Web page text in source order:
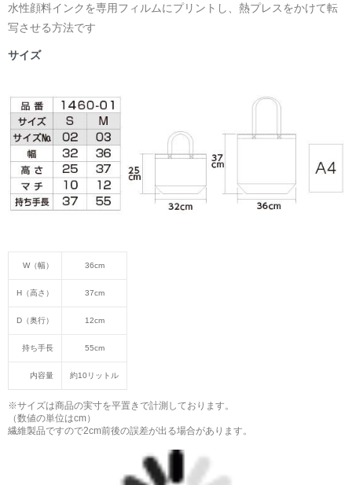
水性顔料インクを専用フィルムにプリントし、熱プレスをかけて転
写させる方法です
サイズ
W（幅） 36cm
H（高さ） 37cm
D（奥行） 12cm
持ち手長 55cm
内容量 約10リットル
※サイズは商品の実寸を平置きで計測しております。
（数値の単位はcm）
繊維製品ですので2cm前後の誤差が出る場合があります。